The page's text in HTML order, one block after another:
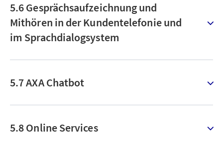
5.6 Gesprächsaufzeichnung und
Mithören in der Kundentelefonie und
im Sprachdialogsystem
5.7 AXA Chatbot
5.8 Online Services